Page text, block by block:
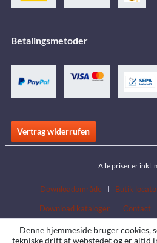
Betalingsmetoder
Vertrag widerrufen
Alle priser er inkl.
Downloadområde Butik
Download kataloger
Contact
Denne hjemmeside bruger cookies,
tekniske drift af webstedet og er altid